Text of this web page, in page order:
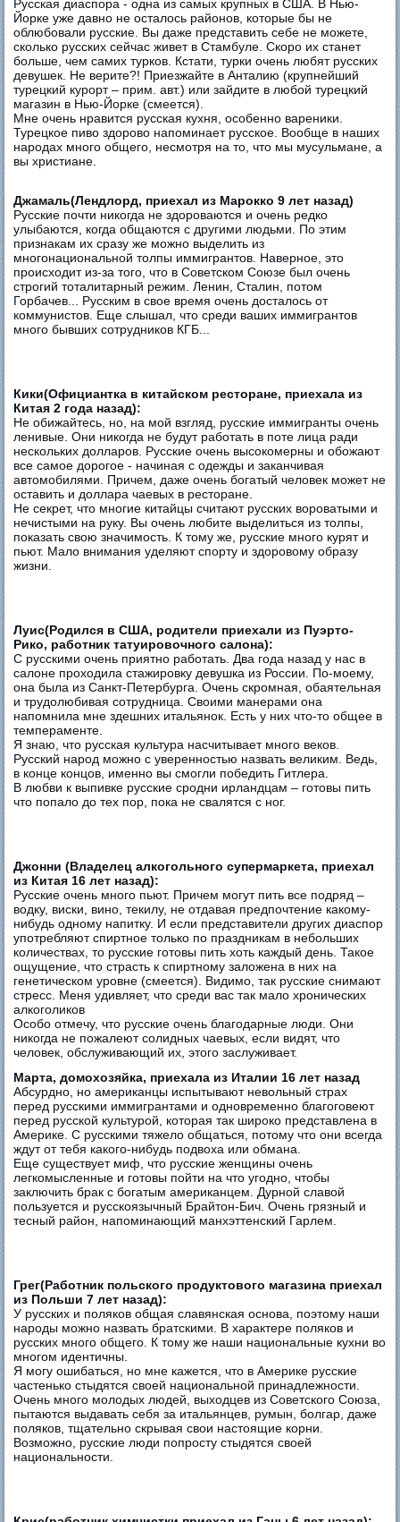
Русская диаспора - одна из самых крупных в США. В Нью-
Йорке уже давно не осталось районов, которые бы не
облюбовали русские. Вы даже представить себе не можете,
сколько русских сейчас живет в Стамбуле. Скоро их станет
больше, чем самих турков. Кстати, турки очень любят русских
девушек. Не верите?! Приезжайте в Анталию (крупнейший
турецкий курорт – прим. авт.) или зайдите в любой турецкий
магазин в Нью-Йорке (смеется).
Мне очень нравится русская кухня, особенно вареники.
Турецкое пиво здорово напоминает русское. Вообще в наших
народах много общего, несмотря на то, что мы мусульмане, а
вы христиане.
Джамаль(Лендлорд, приехал из Марокко 9 лет назад)
Русские почти никогда не здороваются и очень редко
улыбаются, когда общаются с другими людьми. По этим
признакам их сразу же можно выделить из
многонациональной толпы иммигрантов. Наверное, это
происходит из-за того, что в Советском Союзе был очень
строгий тоталитарный режим. Ленин, Сталин, потом
Горбачев... Русским в свое время очень досталось от
коммунистов. Еще слышал, что среди ваших иммигрантов
много бывших сотрудников КГБ...
Кики(Официантка в китайском ресторане, приехала из
Китая 2 года назад):
Не обижайтесь, но, на мой взгляд, русские иммигранты очень
ленивые. Они никогда не будут работать в поте лица ради
нескольких долларов. Русские очень высокомерны и обожают
все самое дорогое - начиная с одежды и заканчивая
автомобилями. Причем, даже очень богатый человек может не
оставить и доллара чаевых в ресторане.
Не секрет, что многие китайцы считают русских вороватыми и
нечистыми на руку. Вы очень любите выделиться из толпы,
показать свою значимость. К тому же, русские много курят и
пьют. Мало внимания уделяют спорту и здоровому образу
жизни.
Луис(Родился в США, родители приехали из Пуэрто-
Рико, работник татуировочного салона):
С русскими очень приятно работать. Два года назад у нас в
салоне проходила стажировку девушка из России. По-моему,
она была из Санкт-Петербурга. Очень скромная, обаятельная
и трудолюбивая сотрудница. Своими манерами она
напомнила мне здешних итальянок. Есть у них что-то общее в
темпераменте.
Я знаю, что русская культура насчитывает много веков.
Русский народ можно с уверенностью назвать великим. Ведь,
в конце концов, именно вы смогли победить Гитлера.
В любви к выпивке русские сродни ирландцам – готовы пить
что попало до тех пор, пока не свалятся с ног.
Джонни (Владелец алкогольного супермаркета, приехал
из Китая 16 лет назад):
Русские очень много пьют. Причем могут пить все подряд –
водку, виски, вино, текилу, не отдавая предпочтение какому-
нибудь одному напитку. И если представители других диаспор
употребляют спиртное только по праздникам в небольших
количествах, то русские готовы пить хоть каждый день. Такое
ощущение, что страсть к спиртному заложена в них на
генетическом уровне (смеется). Видимо, так русские снимают
стресс. Меня удивляет, что среди вас так мало хронических
алкоголиков
Особо отмечу, что русские очень благодарные люди. Они
никогда не пожалеют солидных чаевых, если видят, что
человек, обслуживающий их, этого заслуживает.
Марта, домохозяйка, приехала из Италии 16 лет назад
Абсурдно, но американцы испытывают невольный страх
перед русскими иммигрантами и одновременно благоговеют
перед русской культурой, которая так широко представлена в
Америке. С русскими тяжело общаться, потому что они всегда
ждут от тебя какого-нибудь подвоха или обмана.
Еще существует миф, что русские женщины очень
легкомысленные и готовы пойти на что угодно, чтобы
заключить брак с богатым американцем. Дурной славой
пользуется и русскоязычный Брайтон-Бич. Очень грязный и
тесный район, напоминающий манхэттенский Гарлем.
Грег(Работник польского продуктового магазина приехал
из Польши 7 лет назад):
У русских и поляков общая славянская основа, поэтому наши
народы можно назвать братскими. В характере поляков и
русских много общего. К тому же наши национальные кухни во
многом идентичны.
Я могу ошибаться, но мне кажется, что в Америке русские
частенько стыдятся своей национальной принадлежности.
Очень много молодых людей, выходцев из Советского Союза,
пытаются выдавать себя за итальянцев, румын, болгар, даже
поляков, тщательно скрывая свои настоящие корни.
Возможно, русские люди попросту стыдятся своей
национальности.